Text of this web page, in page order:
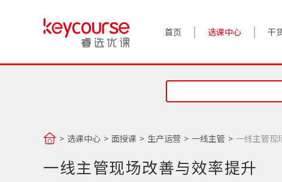
首页 选课中心 干
案
对
选课中心 面授课 生产运营 一线主管 一线主管现
一线主管现场改善与效率提升